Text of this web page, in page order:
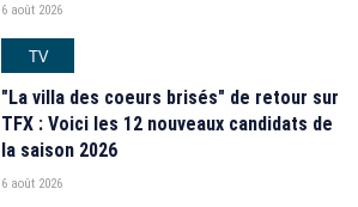
6 août 2026
TV
"La villa des coeurs brisés" de retour sur
TFX : Voici les 12 nouveaux candidats de
la saison 2026
6 août 2026